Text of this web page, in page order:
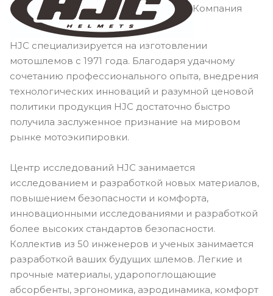
Компания
HJC специализируется на изготовлении
мотошлемов с 1971 года. Благодаря удачному
сочетанию профессионального опыта, внедрения
технологических инноваций и разумной ценовой
политики продукция HJC достаточно быстро
получила заслуженное признание на мировом
рынке мотоэкипировки.
Центр исследований HJC занимается
исследованием и разработкой новых материалов,
повышением безопасности и комфорта,
инновационными исследованиями и разработкой
более высоких стандартов безопасности.
Коллектив из 50 инженеров и ученых занимается
разработкой ваших будущих шлемов. Легкие и
прочные материалы, ударопоглощающие
абсорбенты, эргономика, аэродинамика, комфорт